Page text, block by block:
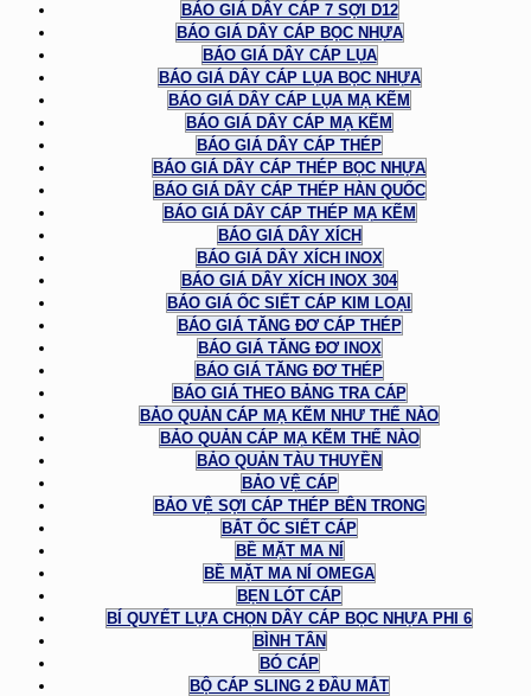
BÁO GIÁ DÂY CÁP 7 SỢI D12
BÁO GIÁ DÂY CÁP BỌC NHỰA
BÁO GIÁ DÂY CÁP LỤA
BÁO GIÁ DÂY CÁP LỤA BỌC NHỰA
BÁO GIÁ DÂY CÁP LỤA MẠ KẼM
BÁO GIÁ DÂY CÁP MẠ KẼM
BÁO GIÁ DÂY CÁP THÉP
BÁO GIÁ DÂY CÁP THÉP BỌC NHỰA
BÁO GIÁ DÂY CÁP THÉP HÀN QUỐC
BÁO GIÁ DÂY CÁP THÉP MẠ KẼM
BÁO GIÁ DÂY XÍCH
BÁO GIÁ DÂY XÍCH INOX
BÁO GIÁ DÂY XÍCH INOX 304
BÁO GIÁ ỐC SIẾT CÁP KIM LOẠI
BÁO GIÁ TĂNG ĐƠ CÁP THÉP
BÁO GIÁ TĂNG ĐƠ INOX
BÁO GIÁ TĂNG ĐƠ THÉP
BÁO GIÁ THEO BẢNG TRA CÁP
BẢO QUẢN CÁP MẠ KẼM NHƯ THẾ NÀO
BẢO QUẢN CÁP MẠ KẼM THẾ NÀO
BẢO QUẢN TÀU THUYỀN
BẢO VỆ CÁP
BẢO VỆ SỢI CÁP THÉP BÊN TRONG
BẮT ỐC SIẾT CÁP
BỀ MẶT MA NÍ
BỀ MẶT MA NÍ OMEGA
BẸN LÓT CÁP
BÍ QUYẾT LỰA CHỌN DÂY CÁP BỌC NHỰA PHI 6
BÌNH TÂN
BÓ CÁP
BỘ CÁP SLING 2 ĐẦU MẮT